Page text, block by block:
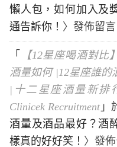
懶人包，如何加入及
通告訴你！ 〉發佈留言
「
【12星座喝酒對比
酒量如何 |12星座誰的
|十二星座酒量新排
Clinicek Recruitment 」
酒量及酒品最好？酒
樣真的好好笑！ 〉發